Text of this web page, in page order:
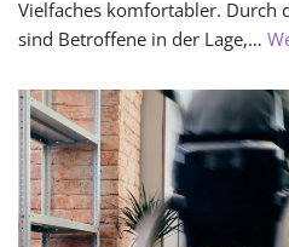
Vielfaches komfortabler. Durch
sind Betroffene in der Lage,…